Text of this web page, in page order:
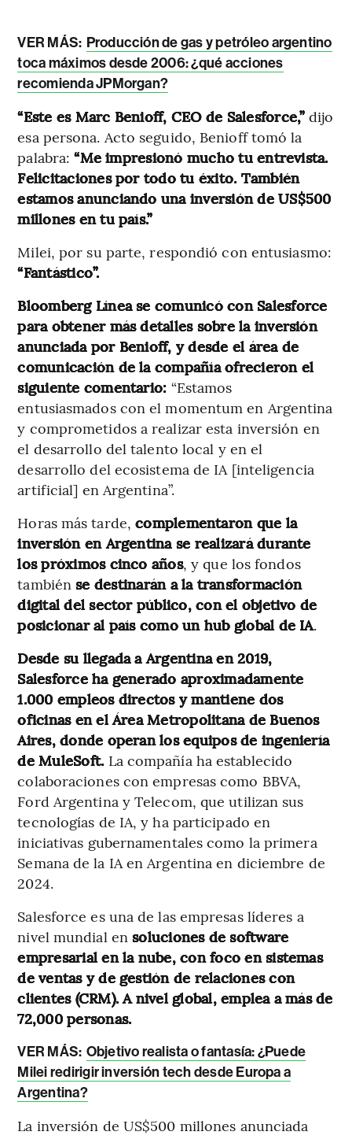
VER MÁS: Producción de gas y petróleo argentino
toca máximos desde 2006: ¿qué acciones
recomienda JPMorgan?
“Este es Marc Benioff, CEO de Salesforce,”dijo
esa persona. Acto seguido, Benioff tomó la
palabra:“Me impresionó mucho tu entrevista.
Felicitaciones por todo tu éxito. También
estamos anunciando una inversión de US$500
millones en tu país.”
Milei, por su parte, respondió con entusiasmo:
“Fantástico”.
Bloomberg Línea se comunicó con Salesforce
para obtener más detalles sobre la inversión
anunciada por Benioff, y desde el área de
comunicación de la compañía ofrecieron el
siguiente comentario: “Estamos
entusiasmados con el momentum en Argentina
y comprometidos a realizar esta inversión en
el desarrollo del talento local y en el
desarrollo del ecosistema de IA [inteligencia
artificial] en Argentina”.
Horas más tarde,complementaron que la
inversión en Argentina se realizará durante
los próximos cinco años, y que los fondos
tambiénse destinarán a la transformación
digital del sector público, con el objetivo de
posicionar al país como un hub global de IA.
Desde su llegada a Argentina en 2019,
Salesforce ha generado aproximadamente
1.000 empleos directos y mantiene dos
oficinas en el Área Metropolitana de Buenos
Aires, donde operan los equipos de ingeniería
de MuleSoft. La compañía ha establecido
colaboraciones con empresas como BBVA,
Ford Argentina y Telecom, que utilizan sus
tecnologías de IA, y ha participado en
iniciativas gubernamentales como la primera
Semana de la IA en Argentina en diciembre de
2024.
Salesforce es una de las empresas líderes a
nivel mundial ensoluciones de software
empresarial en la nube, con foco en sistemas
de ventas y de gestión de relaciones con
clientes (CRM). A nivel global, emplea a más de
72,000 personas.
VER MÁS: Objetivo realista o fantasía: ¿Puede
Milei redirigir inversión tech desde Europa a
Argentina?
La inversión de US$500 millones anunciada